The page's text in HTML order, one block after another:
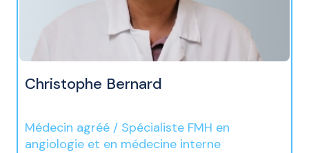
Christophe Bernard
Médecin agréé / Spécialiste FMH en
angiologie et en médecine interne